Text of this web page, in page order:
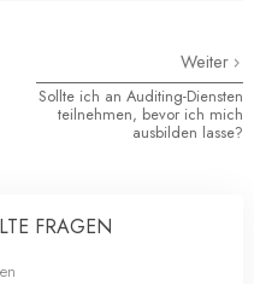
Weiter
Sollte ich an Auditing-Diensten
teilnehmen, bevor ich mich
ausbilden lasse?
FRAGEN